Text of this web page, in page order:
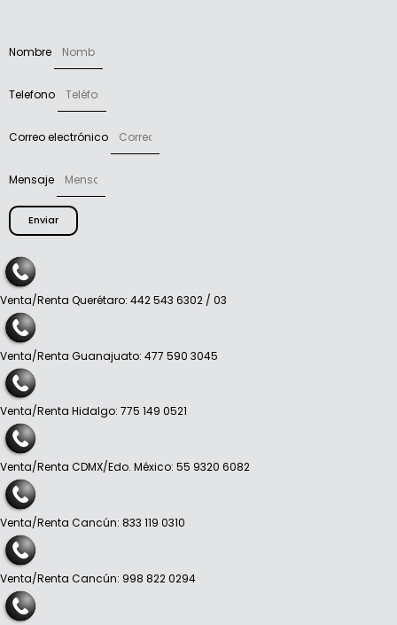
Nombre
Telefono
Correo electrónico
Mensaje
Enviar
Venta/Renta Querétaro: 442 543 6302 / 03
Venta/Renta Guanajuato: 477 590 3045
Venta/Renta Hidalgo: 775 149 0521
Venta/Renta CDMX/Edo. México: 55 9320 6082
Venta/Renta Cancún: 833 119 0310
Venta/Renta Cancún: 998 822 0294